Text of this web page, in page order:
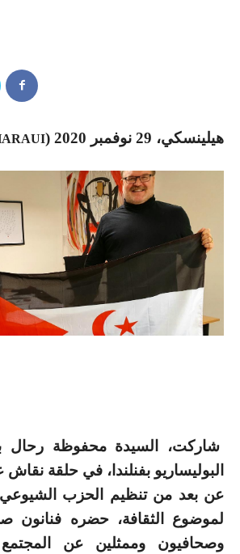
هيلينسكي، 29 نوفمبر 2020 (
شاركت، السيدة محفوظة رحال
البوليساريو بفنلندا، في حلقة نقاش
عن بعد من تنظيم الحزب
لموضوع الثقافة، حضره فنانون
وصحافيون وممثلين عن